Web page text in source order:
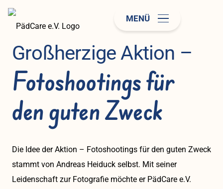
MENÜ
Großherzige Aktion –
Fotoshootings für
den guten Zweck
Die Idee der Aktion – Fotoshootings für den guten Zweck
stammt von Andreas Heiduck selbst. Mit seiner
Leidenschaft zur Fotografie möchte er PädCare e.V.